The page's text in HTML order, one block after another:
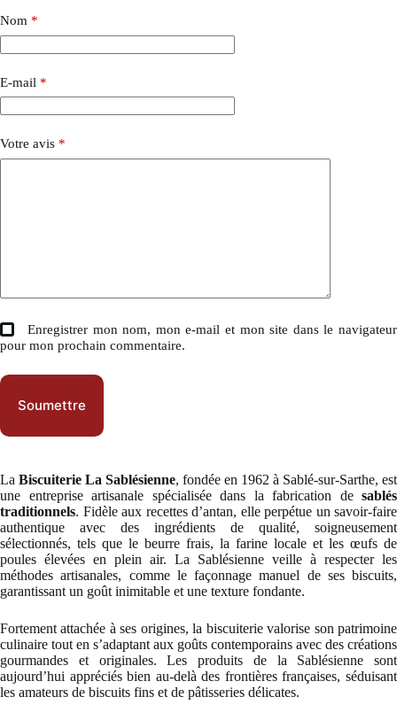
Nom *
E-mail *
Votre avis *
Enregistrer mon nom, mon e-mail et mon site dans le navigateur
pour mon prochain commentaire.
Soumettre
La Biscuiterie La Sablésienne, fondée en 1962 à Sablé-sur-Sarthe, est
une entreprise artisanale spécialisée dans la fabrication de sablés
traditionnels. Fidèle aux recettes d’antan, elle perpétue un savoir-faire
authentique avec des ingrédients de qualité, soigneusement
sélectionnés, tels que le beurre frais, la farine locale et les œufs de
poules élevées en plein air. La Sablésienne veille à respecter les
méthodes artisanales, comme le façonnage manuel de ses biscuits,
garantissant un goût inimitable et une texture fondante.
Fortement attachée à ses origines, la biscuiterie valorise son patrimoine
culinaire tout en s’adaptant aux goûts contemporains avec des créations
gourmandes et originales. Les produits de la Sablésienne sont
aujourd’hui appréciés bien au-delà des frontières françaises, séduisant
les amateurs de biscuits fins et de pâtisseries délicates.